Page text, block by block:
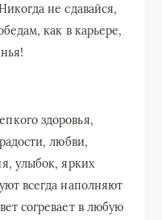
не сдавайся,
как в карьере,
здоровья,
любви,
улыбок, ярких
всегда наполняют
согревает в любую